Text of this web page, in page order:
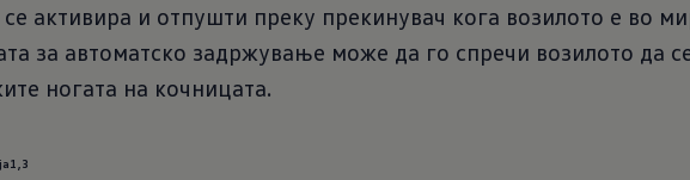
активира и отпушти преку прекинувач кога возилото е во
за автоматско задржување може да го спречи возилото да
ногата на кочницата.